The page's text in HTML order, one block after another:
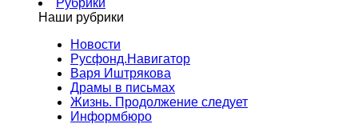
Рубрики
Наши рубрики
Новости
Русфонд.Навигатор
Варя Иштрякова
Драмы в письмах
Жизнь. Продолжение следует
Информбюро